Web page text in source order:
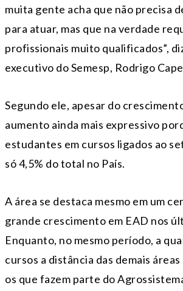
muita gente acha que não precisa
para atuar, mas que na verdade
profissionais muito qualificados”,
executivo do Semesp, Rodrigo
Segundo ele, apesar do
aumento ainda mais expressivo
estudantes em cursos ligados ao
só 4,5% do total no País.
A área se destaca mesmo em um
grande crescimento em EAD nos
Enquanto, no mesmo período, a
cursos a distância das demais
os que fazem parte do